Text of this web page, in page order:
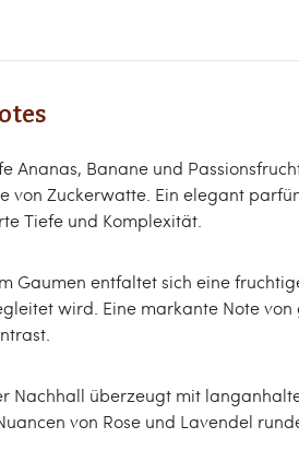
Ananas, Banane und
von Zuckerwatte. Ein elegant
Tiefe und Komplexität.
Gaumen entfaltet sich eine
wird. Eine markante Note
Nachhall überzeugt mit
von Rose und Lavendel